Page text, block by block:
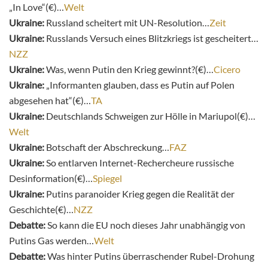
„In Love“(€)… Welt
Ukraine: Russland scheitert mit UN-Resolution… Zeit
Ukraine: Russlands Versuch eines Blitzkriegs ist gescheitert…
NZZ
Ukraine:Was, wenn Putin den Krieg gewinnt?(€)… Cicero
Ukraine: „Informanten glauben, dass es Putin auf Polen
abgesehen hat“(€)… TA
Ukraine: Deutschlands Schweigen zur Hölle in Mariupol(€)…
Welt
Ukraine: Botschaft der Abschreckung… FAZ
Ukraine: So entlarven Internet-Rechercheure russische
Desinformation(€)… Spiegel
Ukraine: Putins paranoider Krieg gegen die Realität der
Geschichte(€)… NZZ
Debatte: So kann die EU noch dieses Jahr unabhängig von
Putins Gas werden… Welt
Debatte:Was hinter Putins überraschender Rubel-Drohung